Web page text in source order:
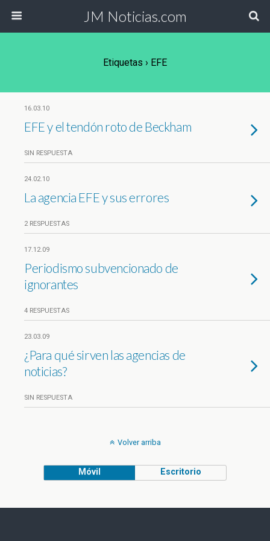
JM Noticias.com
Etiquetas › EFE
16.03.10
EFE y el tendón roto de Beckham
SIN RESPUESTA
24.02.10
La agencia EFE y sus errores
2 RESPUESTAS
17.12.09
Periodismo subvencionado de
ignorantes
4 RESPUESTAS
23.03.09
¿Para qué sirven las agencias de
noticias?
SIN RESPUESTA
Volver arriba
Móvil Escritorio